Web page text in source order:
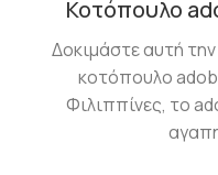
Κοτόπουλο
Δοκιμάστε αυτή
κοτόπουλο
Φιλιππίνες, το